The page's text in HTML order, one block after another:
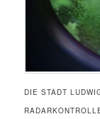
DIE STADT